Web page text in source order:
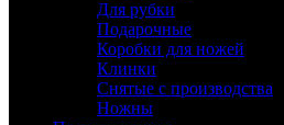
Для рубки
Подарочные
Коробки для ножей
Клинки
Снятые с производства
Ножны